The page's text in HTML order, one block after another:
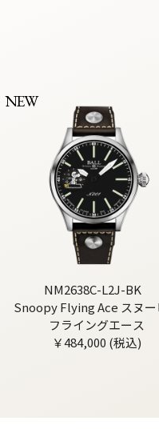
NEW
NM2638C-L2J-BK
Snoopy Flying Ace スヌー
フライングエース
￥484,000 (税込)